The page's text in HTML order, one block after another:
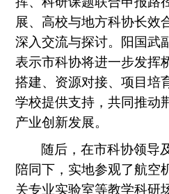
展、高校与地方科协长效
深入交流与探讨。阳国武
表示市科协将进一步发挥
搭建、资源对接、项目培
学校提供支持，共同推动
产业创新发展。
随后，在市科协领导
陪同下，实地参观了航空
关专业实验室等教学科研